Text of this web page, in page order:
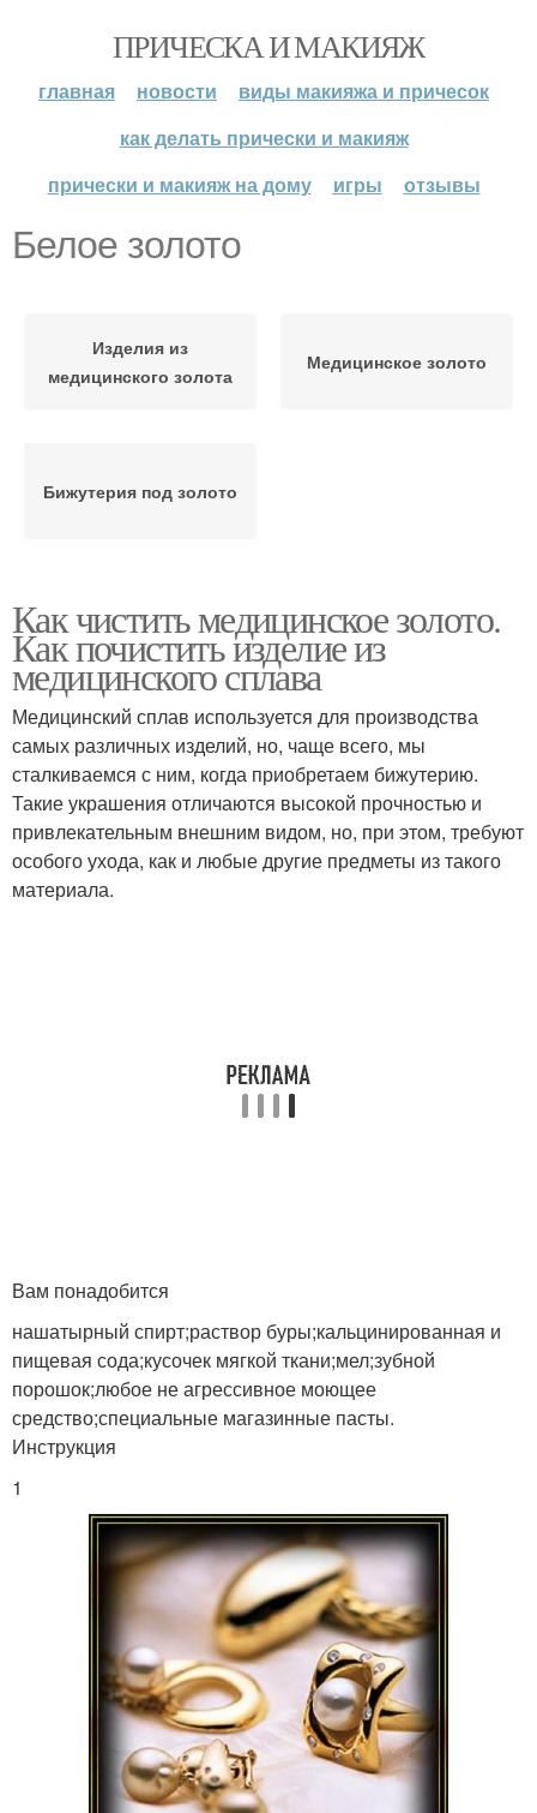
ПРИЧЕСКА И МАКИЯЖ
главная новости
виды макияжа и причесок
как делать прически и макияж
прически и макияж на дому
игры отзывы
Белое золото
Изделия из
медицинского золота
Медицинское золото
Бижутерия под золото
Как чистить медицинское золото.
Как почистить изделие из
медицинского сплава
Медицинский сплав используется для производства
самых различных изделий, но, чаще всего, мы
сталкиваемся с ним, когда приобретаем бижутерию.
Такие украшения отличаются высокой прочностью и
привлекательным внешним видом, но, при этом, требуют
особого ухода, как и любые другие предметы из такого
материала.
Вам понадобится
нашатырный спирт;раствор буры;кальцинированная и
пищевая сода;кусочек мягкой ткани;мел;зубной
порошок;любое не агрессивное моющее
средство;специальные магазинные пасты.
Инструкция
1